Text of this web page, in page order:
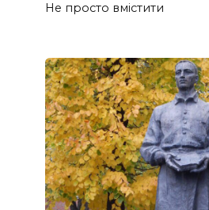
Не просто вмістити